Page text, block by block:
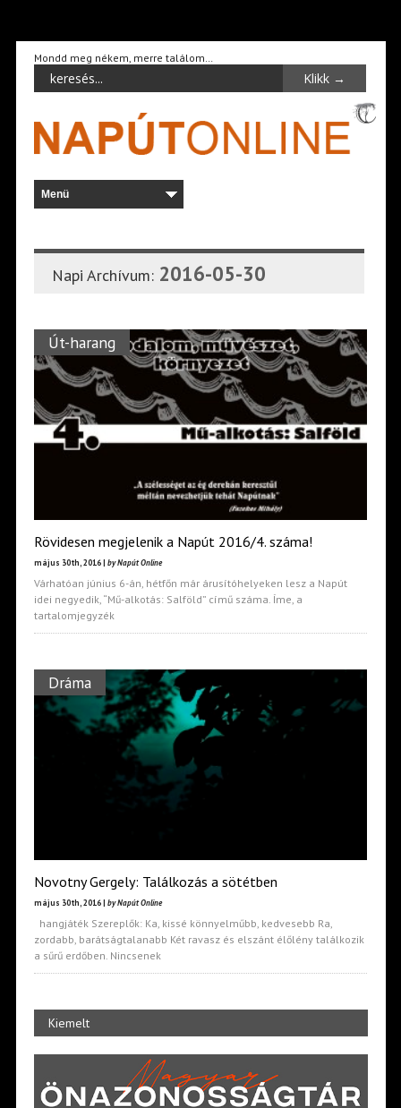
Mondd meg nékem, merre találom…
Napi Archívum: 2016-05-30
Út-harang
Rövidesen megjelenik a Napút 2016/4. száma!
május 30th, 2016 | by Napút Online
Várhatóan június 6-án, hétfőn már árusítóhelyeken lesz a Napút
idei negyedik, “Mű-alkotás: Salföld” című száma. Íme, a
tartalomjegyzék
Dráma
Novotny Gergely: Találkozás a sötétben
május 30th, 2016 | by Napút Online
hangjáték Szereplők: Ka, kissé könnyelműbb, kedvesebb Ra,
zordabb, barátságtalanabb Két ravasz és elszánt élőlény találkozik
a sűrű erdőben. Nincsenek
Kiemelt